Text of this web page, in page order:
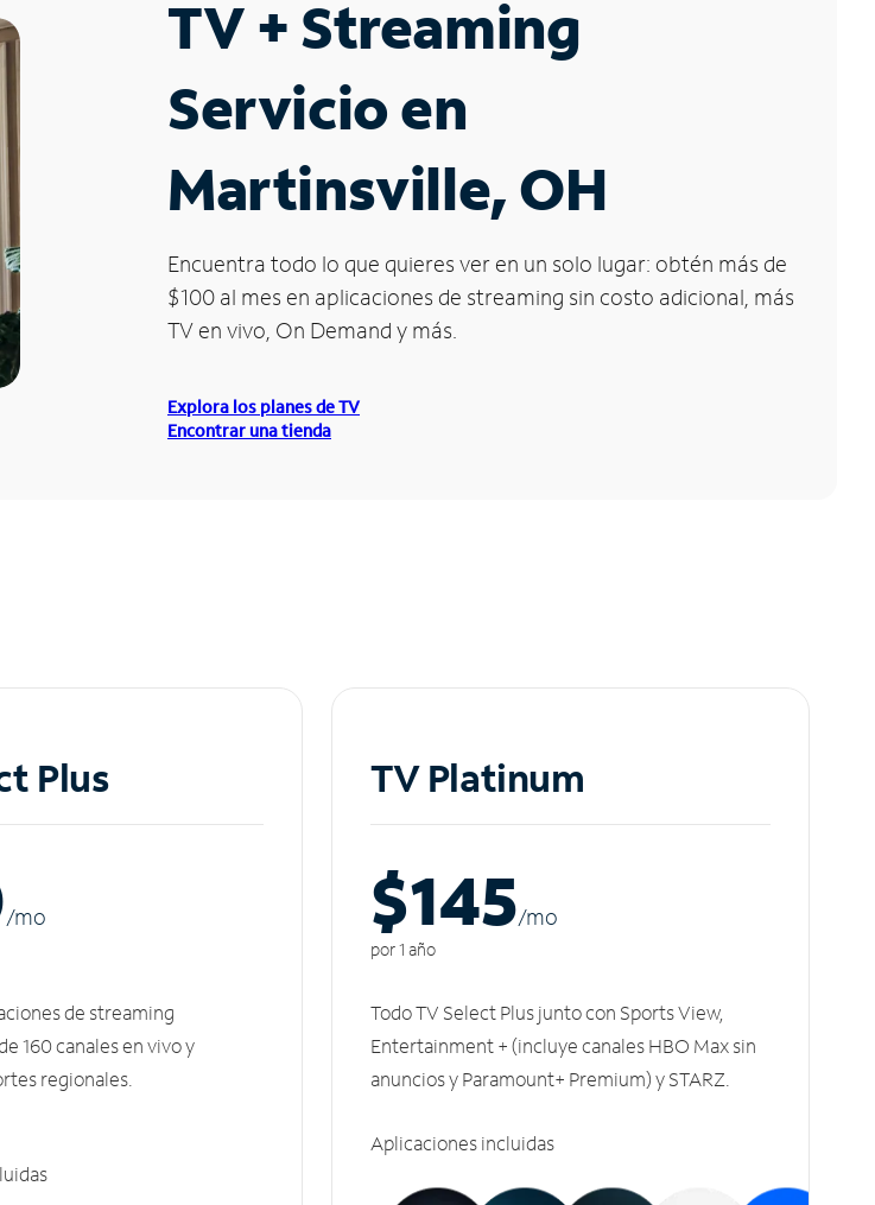
TV + Streaming
Servicio en
Martinsville, OH
Encuentra todo lo que quieres ver en un solo lugar: obtén más de
$100 al mes en aplicaciones de streaming sin costo adicional, más
TV en vivo, On Demand y más.
Explora los planes de TV
Encontrar una tienda
Plus
/mo
de streaming
160 canales en vivo y
regionales.
TV Platinum
$145/mo
por 1 año
Todo TV Select Plus junto con Sports View,
Entertainment + (incluye canales HBO Max sin
anuncios y Paramount+ Premium) y STARZ.
Aplicaciones incluidas